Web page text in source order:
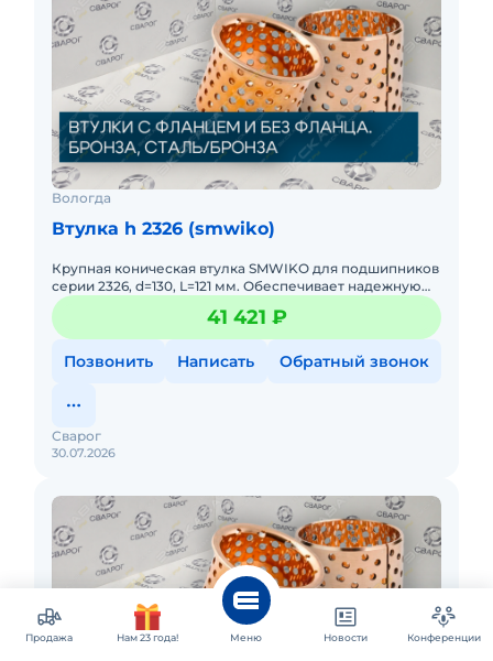
Вологда
Втулка h 2326 (smwiko)
Крупная коническая втулка SMWIKO для подшипников
серии 2326, d=130, L=121 мм. Обеспечивает надежную
фиксацию крупных подшипников на валу. Высокое
качество.
41 421 ₽
Позвонить Написать Обратный звонок
30.07.2026
Сварог
Продажа Нам 23 года! Меню Новости Конференции